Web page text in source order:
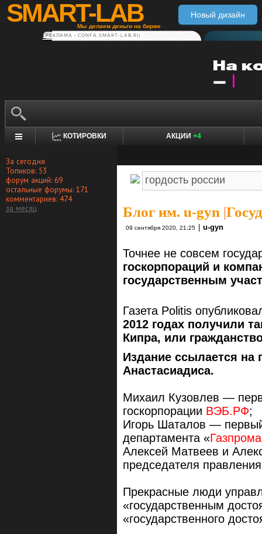
SMART-LAB
Мы делаем деньги на бирже
Новый дизайн
РЕКЛАМА • CONFA.SMART-LAB.RU
КОТИРОВКИ АКЦИИ +4
За сегодня
Топиков: 53
форум акций: 69
остальные форумы: 171
комментариев: 474
за месяц
Блог им. u-gyn |
09 сентября 2020, 21:25 u-gyn
Точнее не совсем
госкорпораций и
государственным
Газета Politis
2012 годах получили
Кипра, или
Издание ссылается на
Анастасиадиса.
Михаил Кузовлев —
госкорпорации ВЭБ.РФ;
Игорь Шаталов —
департамента «Газпрома
Алексей Матвеев и
председателя
Прекрасные люди
«государственным
«государственного